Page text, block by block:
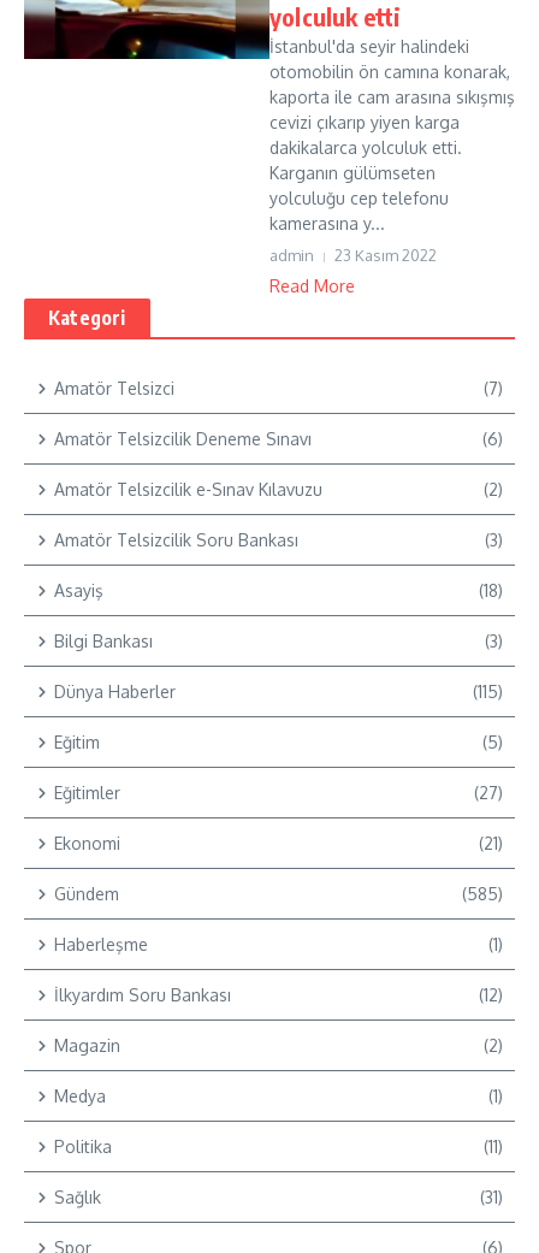
yolculuk etti
İstanbul'da seyir halindeki
otomobilin ön camına konarak,
kaporta ile cam arasına sıkışmış
cevizi çıkarıp yiyen karga
dakikalarca yolculuk etti.
Karganın gülümseten
yolculuğu cep telefonu
kamerasına y...
admin 23 Kasım 2022
Read More
Kategori
Amatör Telsizci (7)
Amatör Telsizcilik Deneme Sınavı (6)
Amatör Telsizcilik e-Sınav Kılavuzu (2)
Amatör Telsizcilik Soru Bankası (3)
Asayiş (18)
Bilgi Bankası (3)
Dünya Haberler (115)
Eğitim (5)
Eğitimler (27)
Ekonomi (21)
Gündem (585)
Haberleşme (1)
İlkyardım Soru Bankası (12)
Magazin (2)
Medya (1)
Politika (11)
Sağlık (31)
Spor (6)